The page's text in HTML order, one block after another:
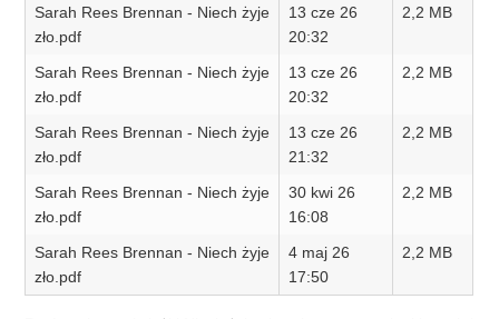
Sarah Rees Brennan - Niech żyje
zło.pdf
13 cze 26
20:32
2,2 MB
Sarah Rees Brennan - Niech żyje
zło.pdf
13 cze 26
20:32
2,2 MB
Sarah Rees Brennan - Niech żyje
zło.pdf
13 cze 26
21:32
2,2 MB
Sarah Rees Brennan - Niech żyje
zło.pdf
30 kwi 26
16:08
2,2 MB
Sarah Rees Brennan - Niech żyje
zło.pdf
4 maj 26
17:50
2,2 MB